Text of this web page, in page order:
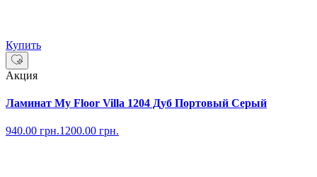
Купить
Акция
Ламинат My Floor Villa 1204 Дуб Портовый Серый
940.00 грн.1200.00 грн.